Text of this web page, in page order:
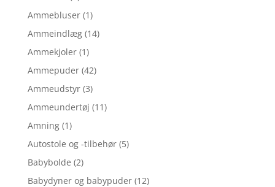
Ammebluser (1)
Ammeindlæg (14)
Ammekjoler (1)
Ammepuder (42)
Ammeudstyr (3)
Ammeundertøj (11)
Amning (1)
Autostole og -tilbehør (5)
Babybolde (2)
Babydyner og babypuder (12)